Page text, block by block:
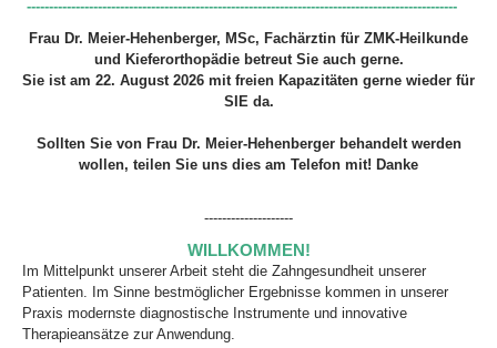
-------------------------------------------------------------------------------------------------
Frau Dr. Meier-Hehenberger, MSc, Fachärztin für ZMK-Heilkunde
und Kieferorthopädie betreut Sie auch gerne.
Sie ist am 22. August 2026 mit freien Kapazitäten gerne wieder für
SIE da.
Sollten Sie von Frau Dr. Meier-Hehenberger behandelt werden
wollen, teilen Sie uns dies am Telefon mit! Danke
--------------------
WILLKOMMEN!
Im Mittelpunkt unserer Arbeit steht die Zahngesundheit unserer
Patienten. Im Sinne bestmöglicher Ergebnisse kommen in unserer
Praxis modernste diagnostische Instrumente und innovative
Therapieansätze zur Anwendung.